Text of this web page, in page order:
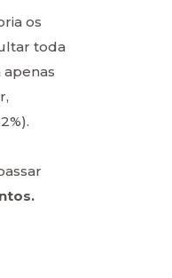
os
toda
apenas